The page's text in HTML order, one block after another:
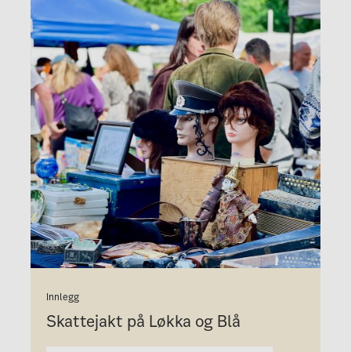
Innlegg
Skattejakt på Løkka og Blå